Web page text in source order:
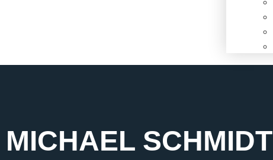
MICHAEL SCHMIDT